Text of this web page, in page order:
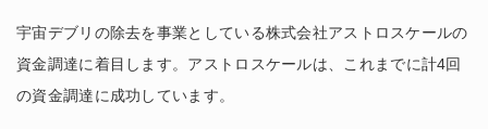
宇宙デブリの除去を事業としている株式会社アストロスケールの
資金調達に着目します。 アストロスケールは、これまでに計4回
の資金調達に成功しています。